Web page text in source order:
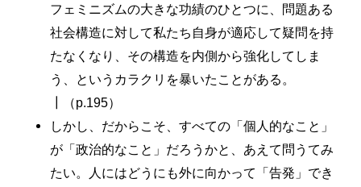
フェミニズムの大きな功績のひとつに、問題ある
社会構造に対して私たち自身が適応して疑問を持
たなくなり、その構造を内側から強化してしま
う、というカラクリを暴いたことがある。
┃（p.195）
しかし、だからこそ、すべての「個人的なこと」
が「政治的なこと」だろうかと、あえて問うてみ
たい。人にはどうにも外に向かって「告発」でき